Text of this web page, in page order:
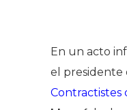
En un acto
el presidente
Contractistes